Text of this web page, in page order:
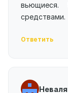
средствами.
Ответить